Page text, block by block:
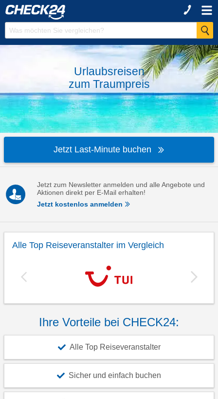
Urlaubsreisen
zum Traumpreis
Jetzt Last-Minute buchen
Jetzt zum Newsletter anmelden und alle Angebote und
Aktionen direkt per E-Mail erhalten!
Jetzt kostenlos anmelden
Alle Top Reiseveranstalter im Vergleich
Ihre Vorteile bei CHECK24:
Alle Top Reiseveranstalter
Sicher und einfach buchen